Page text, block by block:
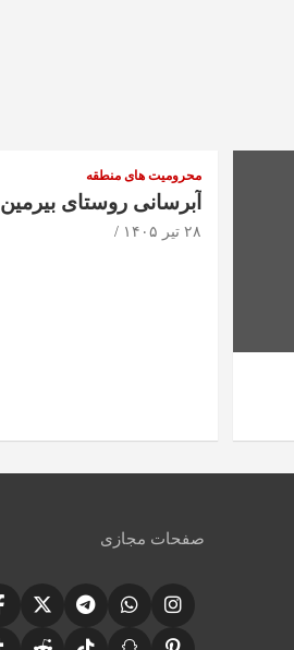
محرومیت های منطقه
آبرسانی روستای بیرمین
۲۸ تیر ۱۴۰۵
صفحات مجازی